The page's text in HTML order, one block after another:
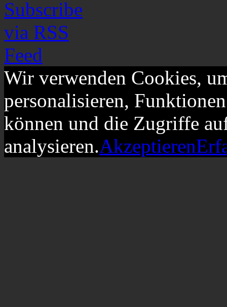
Wir verwenden Cookies,
personalisieren,
können und die Zugriffe
analysieren.Akzeptieren